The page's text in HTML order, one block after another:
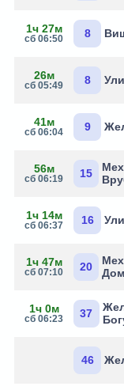
1ч 27м
сб 06:50 8
26м
сб 05:49 8
41м
сб 06:04 9
56м
сб 06:19 15
1ч 14м
сб 06:37 16
1ч 47м
сб 07:10 20
1ч 0м
сб 06:23 37
46